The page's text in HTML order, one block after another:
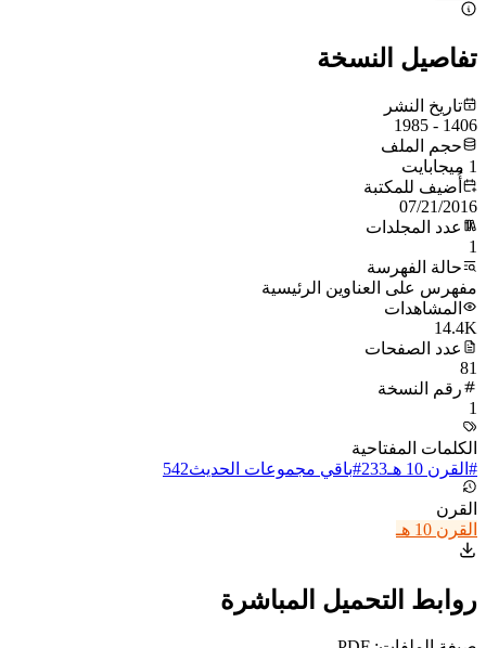
تفاصيل النسخة
تاريخ النشر
1406 - 1985
حجم الملف
1 ميجابايت
أُضيف للمكتبة
07/21/2016
عدد المجلدات
1
حالة الفهرسة
مفهرس على العناوين الرئيسية
المشاهدات
14.4K
عدد الصفحات
81
رقم النسخة
1
الكلمات المفتاحية
# القرن 10 هـ 233
#باقي مجموعات الحديث542
القرن
القرن 10 هـ
روابط التحميل المباشرة